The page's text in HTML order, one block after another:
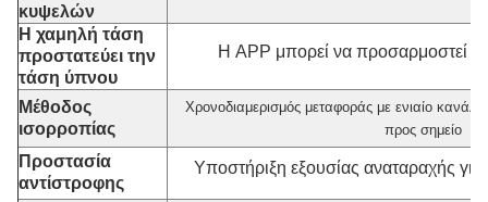
κυψελών
Η χαμηλή τάση
προστατεύει την
τάση ύπνου
Η APP μπορεί να προσαρμοστεί
Μέθοδος
ισορροπίας
Χρονοδιαμερισμός μεταφοράς με ενιαίο
προς σημείο
Προστασία
αντίστροφης
Υποστήριξη εξουσίας αναταραχής